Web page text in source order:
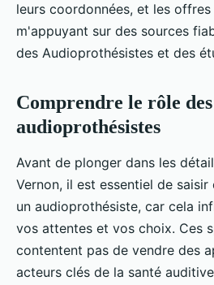
leurs coordonnées, et les
m'appuyant sur des sources
des Audioprothésistes et des
Comprendre le rôle des
audioprothésistes
Avant de plonger dans les
Vernon, il est essentiel de
un audioprothésiste, car cela
vos attentes et vos choix. Ces
contentent pas de vendre des
acteurs clés de la santé